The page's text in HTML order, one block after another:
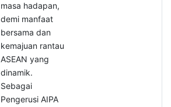
masa hadapan,
demi manfaat
bersama dan
kemajuan rantau
ASEAN yang
dinamik.
Sebagai
Pengerusi AIPA